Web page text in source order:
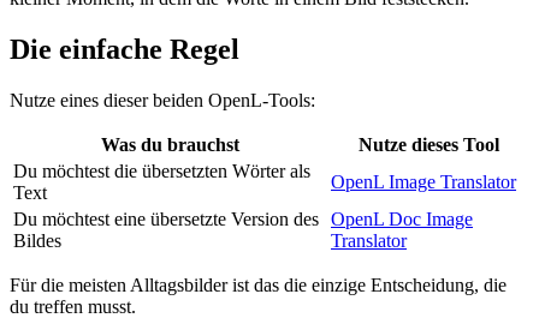
Die einfache Regel
Nutze eines dieser beiden OpenL-Tools:
Was du brauchst
Nutze dieses Tool
Du möchtest die übersetzten Wörter als
Text
OpenL Image Translator
Du möchtest eine übersetzte Version des
Bildes
OpenL Doc Image
Translator
Für die meisten Alltagsbilder ist das die einzige Entscheidung, die
du treffen musst.